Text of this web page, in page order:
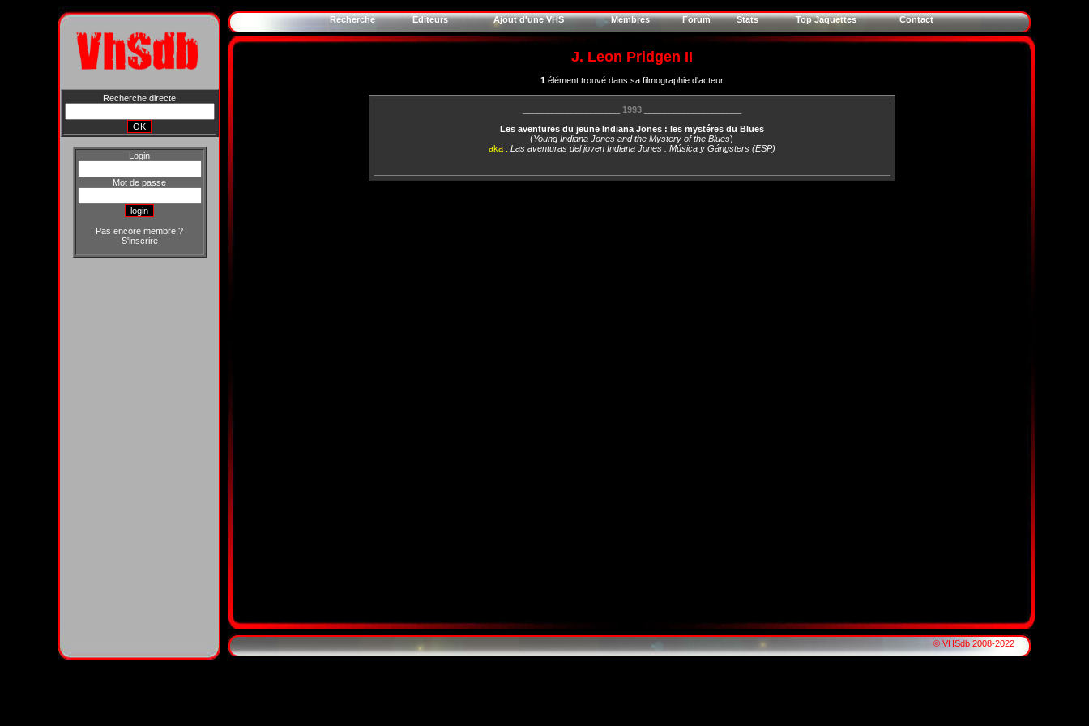
Recherche directe
Login
Mot de passe
Pas encore membre ?
S'inscrire
Recherche Editeurs Ajout d'une VHS Membres Forum Stats Top Jaquettes Contact
J. Leon Pridgen II
1élément trouvé dans sa filmographie d'acteur
1993____________________
Les aventures du jeune Indiana Jones : les mystéres du Blues
(Young Indiana Jones and the Mystery of the Blues)
aka : Las aventuras del joven Indiana Jones : Música y Gángsters (ESP)
© VHSdb 2008-2022